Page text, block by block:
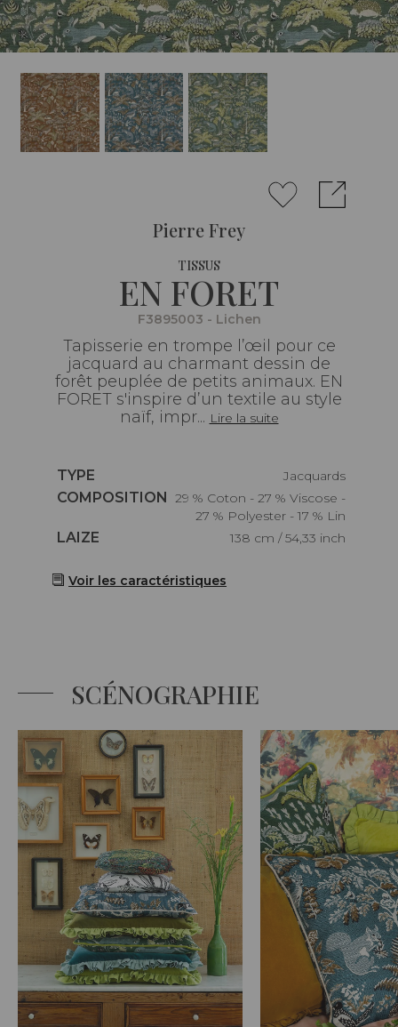
Pierre Frey
TISSUS
EN FORET
F3895003 - Lichen
Tapisserie en trompe l’œil pour ce
jacquard au charmant dessin de
forêt peuplée de petits animaux. EN
FORET s'inspire d’un textile au style
naïf, impr... Lire la suite
Caractéristiques
TYPE
Jacquards
Caractéristiques
COMPOSITION 29 % Coton - 27 % Viscose -
27 % Polyester - 17 % Lin
Caractéristiques
LAIZE 138 cm / 54,33 inch
Voir les caractéristiques
SCÉNOGRAPHIE